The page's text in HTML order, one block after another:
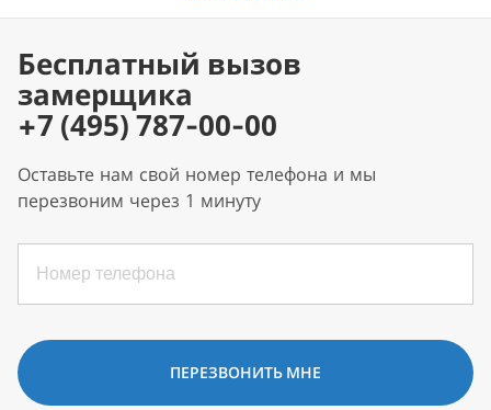
Бесплатный вызов
замерщика
+7 (495) 787-00-00
Оставьте нам свой номер телефона и мы
перезвоним через 1 минуту
ПЕРЕЗВОНИТЬ МНЕ